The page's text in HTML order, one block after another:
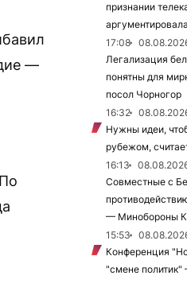
—
признании
17:08
Легализация
понятны для
посол Чорногор
16:32
Нужны идеи,
рубежом,
16:13
Совместные с
— Минобороны
15:53
Конференция
"смене политик"